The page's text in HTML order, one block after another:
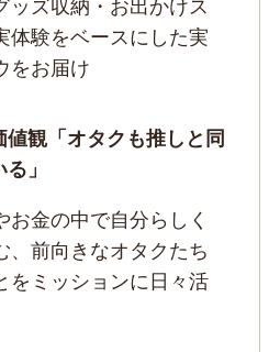
ッズ収納・お出かけス
体験をベースにした実
をお届け
観「オタクも推しと同
」
お金の中で自分らしく
、前向きなオタクたち
をミッションに日々活